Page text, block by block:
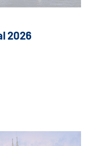
2026